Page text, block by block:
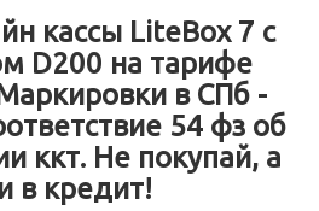
кассы LiteBox 7 с
D200 на тарифе
в СПб -
54 фз об
ккт. Не покупай, а
в кредит!